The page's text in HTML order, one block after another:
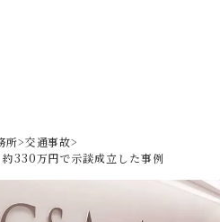
所>交通事故>
330万円で示談成立した事例